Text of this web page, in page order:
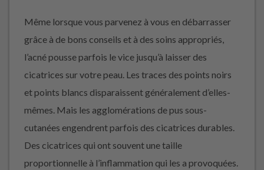
Même lorsque vous parvenez à vous en débarrasser
grâce à de bons conseils et à des soins appropriés,
l’acné pousse parfois le vice jusqu’à laisser des
cicatrices sur votre peau. Les traces des points noirs
et points blancs disparaissent généralement d’elles-
mêmes. Mais les agglomérations de pus sous-
cutanées engendrent parfois des cicatrices durables.
Des cicatrices qui ont souvent une taille
proportionnelle à l’inflammation qui les a provoquées.